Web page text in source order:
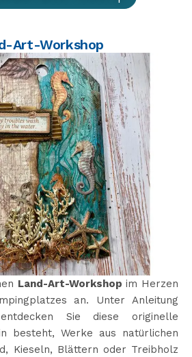
Art-Workshop
Land-Art-Workshop im Herzen
an. Unter Anleitung
Sie diese originelle
besteht, Werke aus natürlichen
Kieseln, Blättern oder Treibholz